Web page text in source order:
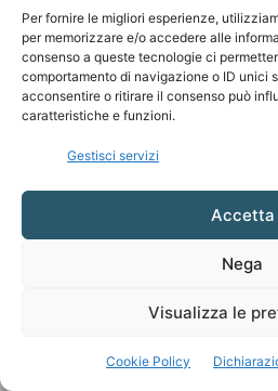
Per fornire le migliori esperienze,
per memorizzare e/o accedere alle
consenso a queste tecnologie ci
comportamento di navigazione o ID unici
acconsentire o ritirare il consenso può
caratteristiche e funzioni.
Gestisci servizi
Accetta
Nega
Visualizza le
Cookie Policy